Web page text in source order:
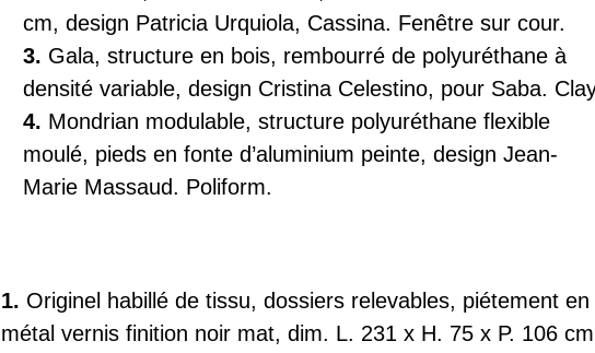
cm, design Patricia Urquiola, Cassina. Fenêtre sur cour.
3. Gala, structure en bois, rembourré de polyuréthane à
densité variable, design Cristina Celestino, pour Saba.
4. Mondrian modulable, structure polyuréthane flexible
moulé, pieds en fonte d’aluminium peinte, design Jean-
Marie Massaud. Poliform.
1. Originel habillé de tissu, dossiers relevables, piétement en
métal vernis finition noir mat, dim. L. 231 x H. 75 x P. 106